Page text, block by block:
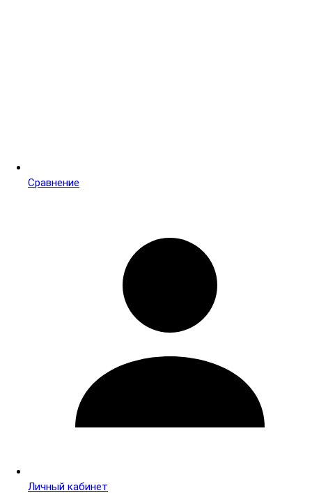
Сравнение
Личный кабинет